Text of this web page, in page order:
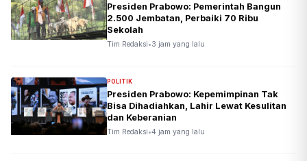
Presiden Prabowo: Pemerintah Bangun
2.500 Jembatan, Perbaiki 70 Ribu
Sekolah
Tim Redaksi•3 jam yang lalu
POLITIK
Presiden Prabowo: Kepemimpinan Tak
Bisa Dihadiahkan, Lahir Lewat Kesulitan
dan Keberanian
Tim Redaksi•4 jam yang lalu